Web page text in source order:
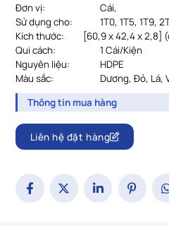
Đơn vị:
Cái,
Sử dụng cho:
1T0, 1T5, 1T9,
Kích thước:
		[
60,9 x 42,4 x 2,8]
Qui cách:
1 Cái/Kiện
Nguyên liệu:
HDPE
Màu sắc:
Dương, Đỏ, Lá,
Thông tin mua hàng
Liên hệ đặt hàng